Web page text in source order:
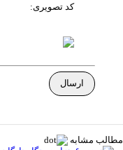
کد تصویری:
مطالب مشابه